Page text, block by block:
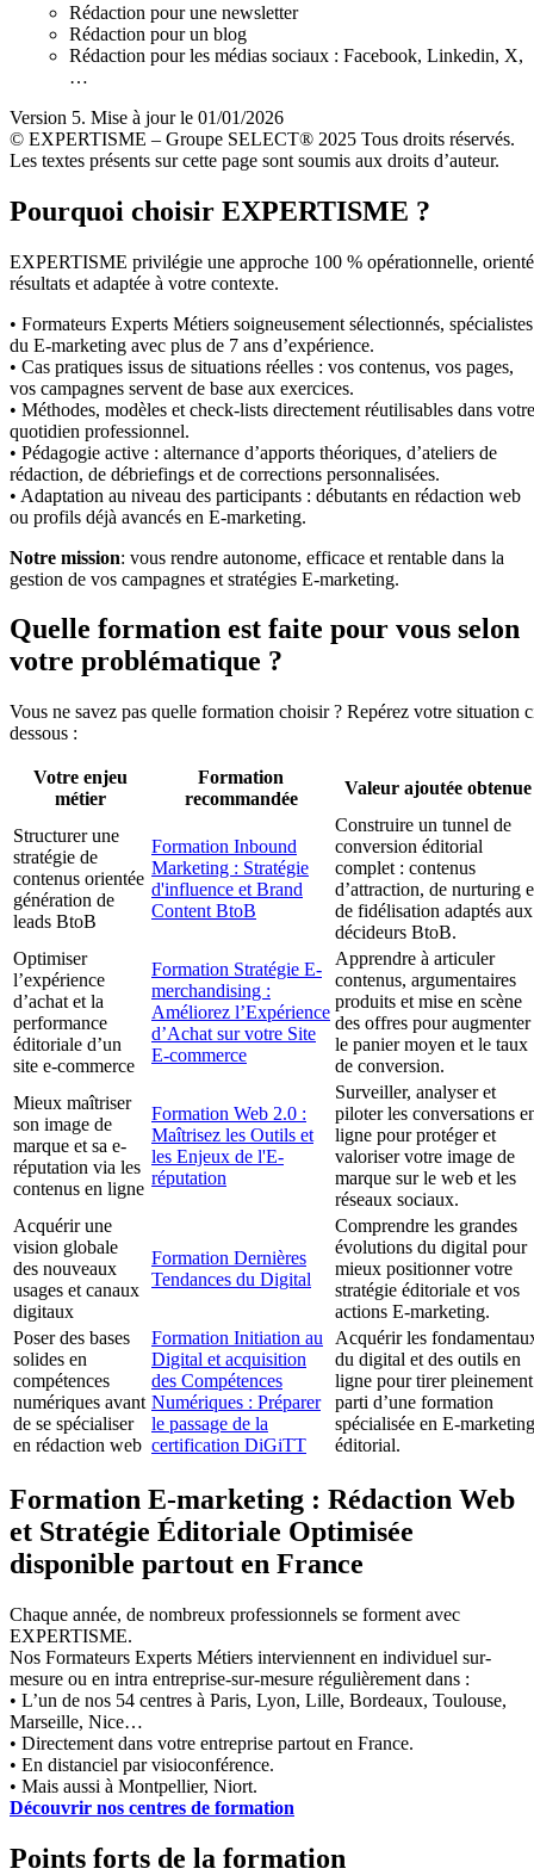
Rédaction pour une newsletter
Rédaction pour un blog
Rédaction pour les médias sociaux : Facebook, Linkedin, X,
…
Version 5. Mise à jour le 01/01/2026
© EXPERTISME – Groupe SELECT® 2025 Tous droits réservés.
Les textes présents sur cette page sont soumis aux droits d’auteur.
Pourquoi choisir EXPERTISME ?
EXPERTISME privilégie une approche 100 % opérationnelle,
résultats et adaptée à votre contexte.
• Formateurs Experts Métiers soigneusement sélectionnés, spécialistes
du E-marketing avec plus de 7 ans d’expérience.
• Cas pratiques issus de situations réelles : vos contenus, vos pages,
vos campagnes servent de base aux exercices.
• Méthodes, modèles et check-lists directement réutilisables dans votre
quotidien professionnel.
• Pédagogie active : alternance d’apports théoriques, d’ateliers de
rédaction, de débriefings et de corrections personnalisées.
• Adaptation au niveau des participants : débutants en rédaction web
ou profils déjà avancés en E-marketing.
Notre mission: vous rendre autonome, efficace et rentable dans la
gestion de vos campagnes et stratégies E-marketing.
Quelle formation est faite pour vous selon
votre problématique ?
Vous ne savez pas quelle formation choisir ? Repérez votre situation
dessous :
Votre enjeu
métier
Formation
recommandée
Valeur ajoutée obtenue
Structurer une
stratégie de
contenus orientée
génération de
leads BtoB
Formation Inbound
Marketing : Stratégie
d'influence et Brand
Content BtoB
Construire un tunnel de
conversion éditorial
complet : contenus
d’attraction, de nurturing
de fidélisation adaptés aux
décideurs BtoB.
Optimiser
l’expérience
d’achat et la
performance
éditoriale d’un
site e-commerce
Formation Stratégie E-
merchandising :
Améliorez l’Expérience
d’Achat sur votre Site
E-commerce
Apprendre à articuler
contenus, argumentaires
produits et mise en scène
des offres pour augmenter
le panier moyen et le taux
de conversion.
Mieux maîtriser
son image de
marque et sa e-
réputation via les
contenus en ligne
Formation Web 2.0 :
Maîtrisez les Outils et
les Enjeux de l'E-
réputation
Surveiller, analyser et
piloter les conversations
ligne pour protéger et
valoriser votre image de
marque sur le web et les
réseaux sociaux.
Acquérir une
vision globale
des nouveaux
usages et canaux
digitaux
Formation Dernières
Tendances du Digital
Comprendre les grandes
évolutions du digital pour
mieux positionner votre
stratégie éditoriale et vos
actions E-marketing.
Poser des bases
solides en
compétences
numériques avant
de se spécialiser
en rédaction web
Formation Initiation au
Digital et acquisition
des Compétences
Numériques : Préparer
le passage de la
certification DiGiTT
Acquérir les
du digital et des outils en
ligne pour tirer pleinement
parti d’une formation
spécialisée en E-marketing
éditorial.
Formation E-marketing : Rédaction Web
et Stratégie Éditoriale Optimisée
disponible partout en France
Chaque année, de nombreux professionnels se forment avec
EXPERTISME.
Nos Formateurs Experts Métiers interviennent en individuel sur-
mesure ou en intra entreprise-sur-mesure régulièrement dans :
• L’un de nos 54 centres à Paris, Lyon, Lille, Bordeaux, Toulouse,
Marseille, Nice…
• Directement dans votre entreprise partout en France.
• En distanciel par visioconférence.
• Mais aussi à Montpellier, Niort.
Découvrir nos centres de formation
Points forts de la formation